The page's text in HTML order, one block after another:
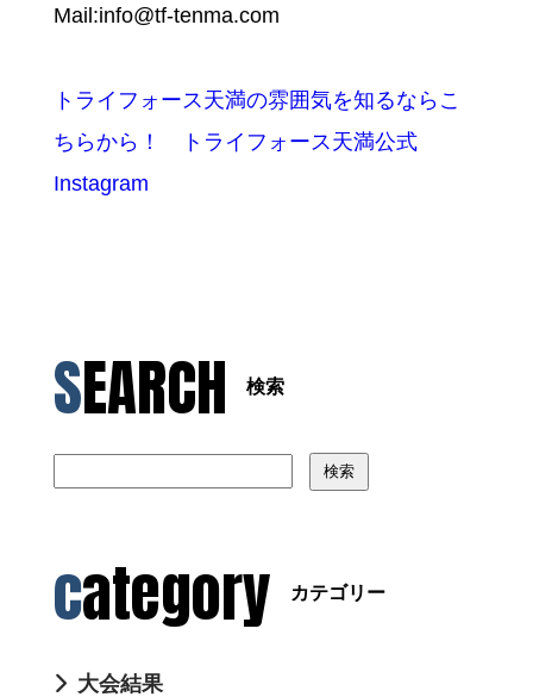
Mail:info@tf-tenma.com
トライフォース天満の雰囲気を知るならこ
ちらから！ トライフォース天満公式
Instagram
SEARCH 検索
検索
category カテゴリー
大会結果